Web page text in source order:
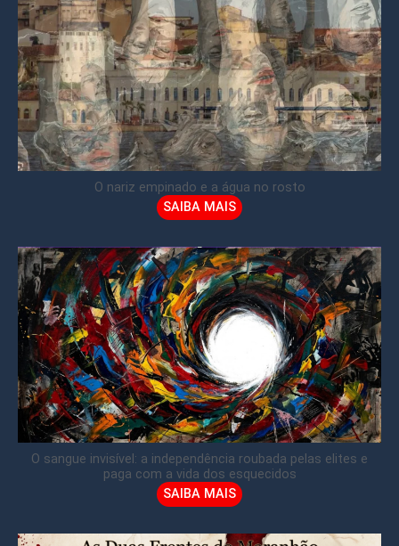
O nariz empinado e a água no rosto
SAIBA MAIS
O sangue invisível: a independência roubada pelas elites e
paga com a vida dos esquecidos
SAIBA MAIS